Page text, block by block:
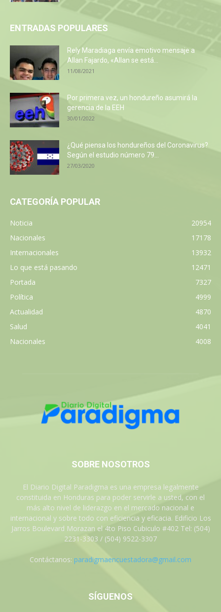
ENTRADAS POPULARES
Rely Maradiaga envía emotivo mensaje a
Allan Fajardo, «Allan se está...
11/08/2021
Por primera vez, un hondureño asumirá la
gerencia de la EEH
30/01/2022
¿Qué piensa los hondureños del Coronavirus?
Según el estudio número 79...
27/03/2020
CATEGORÍA POPULAR
Noticia
20954
Nacionales
17178
Internacionales
13932
Lo que está pasando
12471
Portada
7327
Política
4999
Actualidad
4870
Salud
4041
Nacionales
4008
SOBRE NOSOTROS
El Diario Digital Paradigma es una empresa legalmente
constituida en Honduras para poder servirle a usted, con el
más alto nivel de liderazgo en el mercado nacional e
internacional y sobre todo con eficiencia y eficacia. Edificio Los
Jarros Boulevard Morazan el 4to Piso Cubiculo #402 Tel: (504)
2231-3303 / (504) 9522-3307
Contáctanos: paradigmaencuestadora@gmail.com
SÍGUENOS